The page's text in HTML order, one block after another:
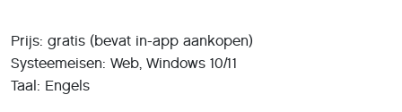
Prijs: gratis (bevat in-app aankopen)
Systeemeisen: Web, Windows 10/11
Taal: Engels